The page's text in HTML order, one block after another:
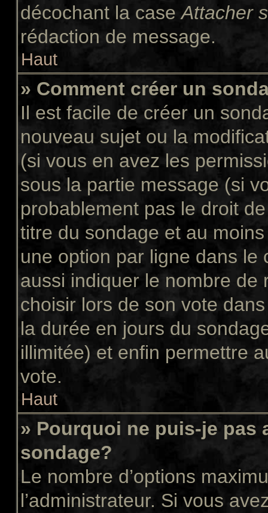
décochant la caseAttacher
rédaction de message.
Haut
» Comment créer un
Il est facile de créer un
nouveau sujet ou la
(si vous en avez les
sous la partie message (si
probablement pas le droit
titre du sondage et au
une option par ligne dans le
aussi indiquer le nombre de
choisir lors de son vote
la durée en jours du
illimitée) et enfin permettre
vote.
Haut
» Pourquoi ne puis-je pas
sondage?
Le nombre d’options
l’administrateur. Si vous